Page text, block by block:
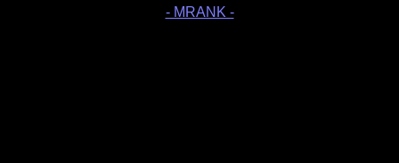
- MRANK -